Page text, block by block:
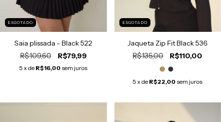
ESGOTADO
Saia plissada - Black 522
R$109,60 R$79,99
5 x de R$16,00 sem juros
ESGOTADO
Jaqueta Zip Fit Black 536
R$135,00 R$110,00
5 x de R$22,00 sem juros